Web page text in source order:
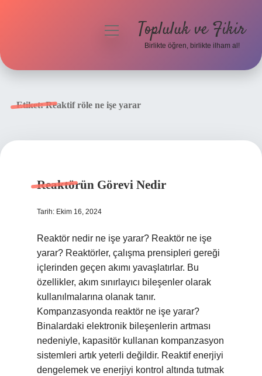
menüyüTopluluk ve Fikir
Birlikte öğren, birlikte ilham al!
Etiket:Reaktif röle ne işe yarar
Reaktörün Görevi Nedir
Tarih: Ekim 16, 2024
Reaktör nedir ne işe yarar? Reaktör ne işe
yarar? Reaktörler, çalışma prensipleri gereği
içlerinden geçen akımı yavaşlatırlar. Bu
özellikler, akım sınırlayıcı bileşenler olarak
kullanılmalarına olanak tanır.
Kompanzasyonda reaktör ne işe yarar?
Binalardaki elektronik bileşenlerin artması
nedeniyle, kapasitör kullanan kompanzasyon
sistemleri artık yeterli değildir. Reaktif enerjiyi
dengelemek ve enerjiyi kontrol altında tutmak